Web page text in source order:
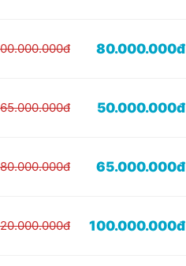
80.000.000đ
65.000.000đ 50.000.000đ
80.000.000đ 65.000.000đ
100.000.000đ